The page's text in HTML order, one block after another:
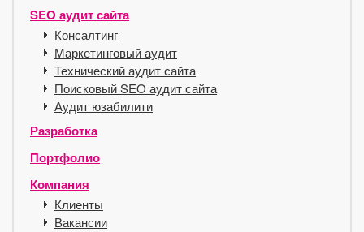
SEO аудит сайта
Консалтинг
Маркетинговый аудит
Технический аудит сайта
Поисковый SEO аудит сайта
Аудит юзабилити
Разработка
Портфолио
Компания
Клиенты
Вакансии